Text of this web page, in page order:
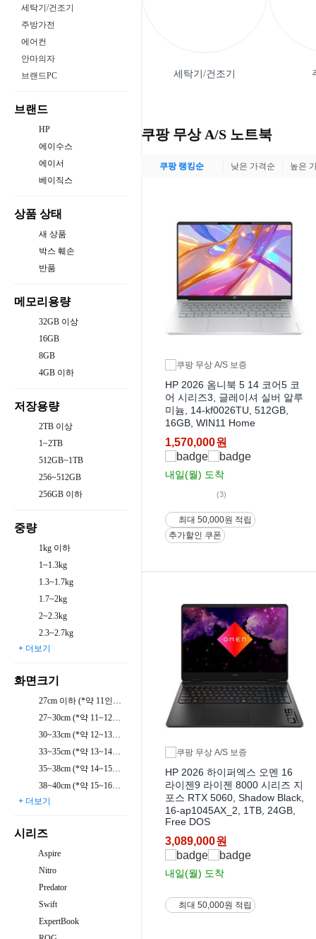
세탁기/건조기
주방가전
에어컨
안마의자
브랜드PC
브랜드
HP
에이수스
에이서
베이직스
상품 상태
새 상품
박스 훼손
반품
메모리용량
32GB 이상
16GB
8GB
4GB 이하
저장용량
2TB 이상
1~2TB
512GB~1TB
256~512GB
256GB 이하
중량
1kg 이하
1~1.3kg
1.3~1.7kg
1.7~2kg
2~2.3kg
2.3~2.7kg
+ 더보기
화면크기
27cm 이하 (*약 11인치 이하)
27~30cm (*약 11~12인치)
30~33cm (*약 12~13인치)
33~35cm (*약 13~14인치)
35~38cm (*약 14~15인치)
38~40cm (*약 15~16인치)
+ 더보기
시리즈
Aspire
Nitro
Predator
Swift
ExpertBook
세탁기/건조기
쿠팡 무상 A/S 노트북
쿠팡 랭킹순 낮은 가격순 높은
HP 2026 옴니북 5 14 코어5 코
어 시리즈3, 글레이셔 실버 알루
미늄, 14-kf0026TU, 512GB,
16GB, WIN11 Home
1,570,000원
내일(월) 도착
(3)
최대 50,000원 적립
추가할인 쿠폰
HP 2026 하이퍼엑스 오멘 16
라이젠9 라이젠 8000 시리즈 지
포스 RTX 5060, Shadow Black,
16-ap1045AX_2, 1TB, 24GB,
Free DOS
3,089,000원
내일(월) 도착
최대 50,000원 적립